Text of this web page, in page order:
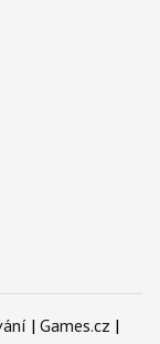
| Games.cz |